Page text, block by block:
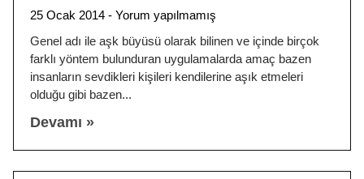
25 Ocak 2014
Yorum yapılmamış
Genel adı ile aşk büyüsü olarak bilinen ve içinde birçok
farklı yöntem bulunduran uygulamalarda amaç bazen
insanların sevdikleri kişileri kendilerine aşık etmeleri
olduğu gibi bazen
Devamı »